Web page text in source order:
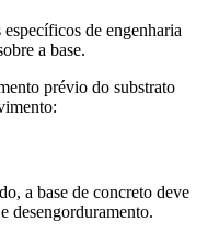
de engenharia
a base.
prévio do substrato
a base de concreto deve
desengorduramento.